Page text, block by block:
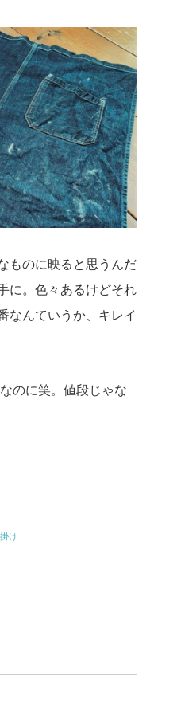
ものに映ると思うんだ
に。色々あるけどそれ
なんていうか、キレイ
のに笑。値段じゃな
け